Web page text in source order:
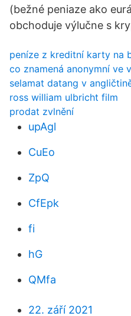
(bežné peniaze ako
obchoduje výlučne s
peníze z kreditní karty na
co znamená anonymní ve
selamat datang v
ross william ulbricht film
prodat zvlnění
upAgl
CuEo
ZpQ
CfEpk
fi
hG
QMfa
22. září 2021